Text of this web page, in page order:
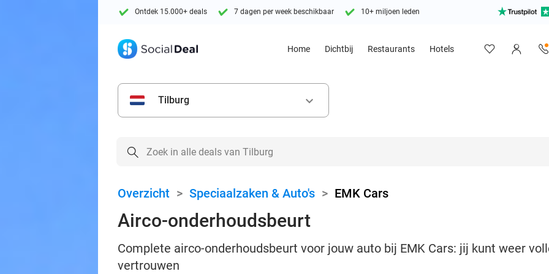
Ontdek 15.000+ deals 7 dagen per week beschikbaar 10+ miljoen leden
Home Dichtbij Restaurants Hotels
Tilburg keyboard_arrow_down
Overzicht > Speciaalzaken & Auto's > EMK Cars
Airco-onderhoudsbeurt
Complete airco-onderhoudsbeurt voor jouw auto bij EMK Cars: jij kunt weer
vertrouwen